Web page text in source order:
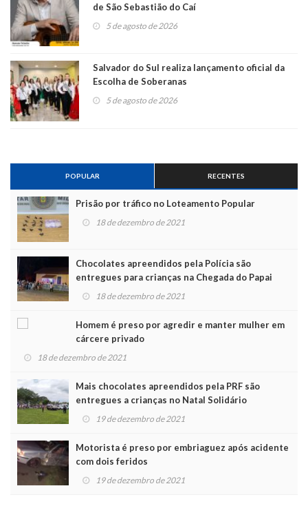
de São Sebastião do Caí
5 de agosto de 2026
Salvador do Sul realiza lançamento oficial da
Escolha de Soberanas
5 de agosto de 2026
POPULAR RECENTES
Prisão por tráfico no Loteamento Popular
18 de dezembro de 2021
Chocolates apreendidos pela Polícia são
entregues para crianças na Chegada do Papai
Noel
18 de dezembro de 2021
Homem é preso por agredir e manter mulher em
cárcere privado
18 de dezembro de 2021
Mais chocolates apreendidos pela PRF são
entregues a crianças no Natal Solidário
19 de dezembro de 2021
Motorista é preso por embriaguez após acidente
com dois feridos
19 de dezembro de 2021